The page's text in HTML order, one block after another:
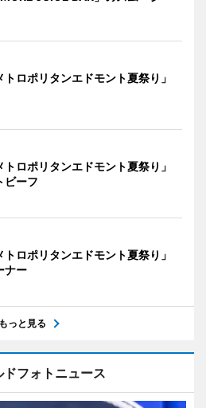
トロポリタンエドモント夏祭り」
トロポリタンエドモント夏祭り」
ビーフ
トロポリタンエドモント夏祭り」
ナー
もっと見る
ドフォトニュース